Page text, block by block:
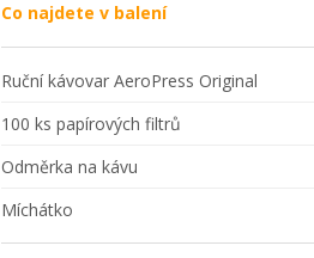
Co najdete v balení
Ruční kávovar AeroPress Original
100 ks papírových filtrů
Odměrka na kávu
Míchátko